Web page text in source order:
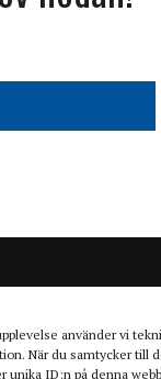
använder vi
När du samtycker till
unika ID:n på denna